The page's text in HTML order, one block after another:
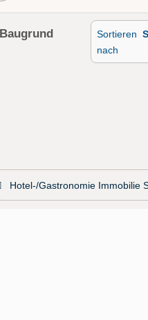
Sortieren
nach
Hotel-/Gastronomie Immobilie